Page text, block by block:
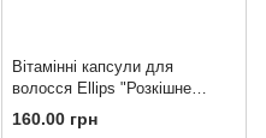
Вітамінні капсули для
волосся Ellips "Розкішне
сяйво" з олією Алое Вера - 8
160.00 грн